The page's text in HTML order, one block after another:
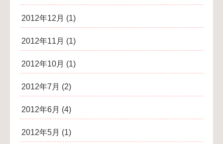
2012年12月 (1)
2012年11月 (1)
2012年10月 (1)
2012年7月 (2)
2012年6月 (4)
2012年5月 (1)